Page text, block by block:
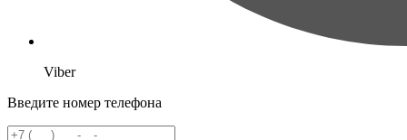
Viber
Введите номер телефона